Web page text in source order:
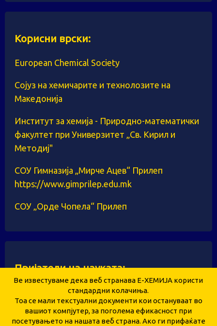
Корисни врски:
European Chemical Society
Сојуз на хемичарите и технолозите на
Македонија
Институт за хемија - Природно-математички
факултет при Универзитет „Св. Кирил и
Методиј"
СОУ Гимназија „Мирче Ацев“ Прилеп
https://www.gimprilep.edu.mk
СОУ „Орде Чопела“ Прилеп
Пријатели на науката:
Здружение за унапредување и развој на
Ве известуваме дека веб странава Е-ХЕМИЈА користи
стандардни колачиња.
Тоа се мали текстуални документи кои остануваат во
вашиот компјутер, за поголема ефикасност при
посетувањето на нашата веб страна. Ако ги прифаќате